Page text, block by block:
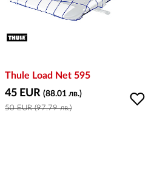
Thule Load Net 595
45 EUR(88.01 лв.)
50 EUR (97.79 лв.)